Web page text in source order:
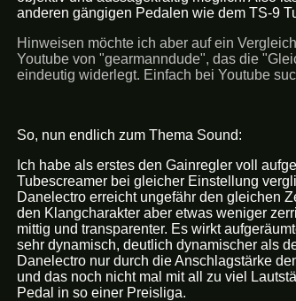
anderen gängigen Pedalen wie dem TS-9
Hinweisen möchte ich aber auf ein
Youtube von "gearmanndude", das die
eindeutig widerlegt. Einfach bei Youtube
So, nun endlich zum Thema Sound:
Ich habe als erstes den Gainregler voll
Tubescreamer bei gleicher Einstellung
Danelectro erreicht ungefähr den gleichen
den Klangcharakter aber etwas weniger
mittig und transparenter. Es wirkt
sehr dynamisch, deutlich dynamischer als
Danelectro nur durch die Anschlagstärke
und das noch nicht mal mit all zu viel
Pedal in so einer Preisliga.